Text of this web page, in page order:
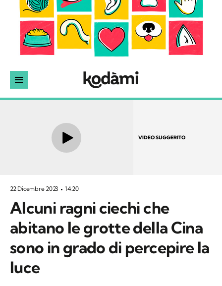
VIDEO SUGGERITO
22 Dicembre 2023 14:20
Alcuni ragni ciechi che
abitano le grotte della Cina
sono in grado di percepire la
luce